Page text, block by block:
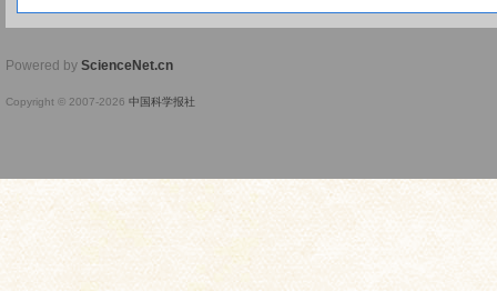
Powered by ScienceNet.cn
Copyright © 2007-2026 中国科学报社